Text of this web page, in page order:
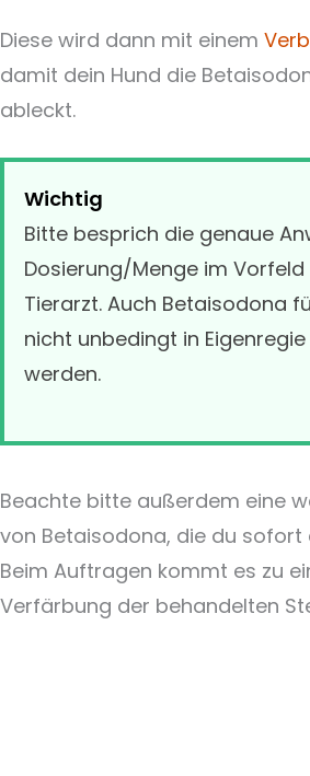
Diese wird dann mit einem
damit dein Hund die
ableckt.
Wichtig
Bitte besprich die genaue
Dosierung/Menge im
Tierarzt. Auch Betaisodona
nicht unbedingt in
werden.
Beachte bitte außerdem eine
von Betaisodona, die du sofort
Beim Auftragen kommt es zu
Verfärbung der behandelten